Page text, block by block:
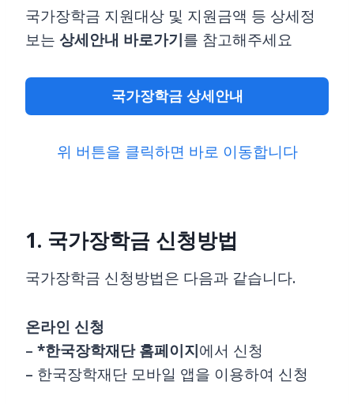
국가장학금 지원대상 및 지원금액 등 상세정
보는상세안내 바로가기를 참고해주세요
국가장학금 상세안내
위 버튼을 클릭하면 바로 이동합니다
1. 국가장학금 신청방법
국가장학금 신청방법은 다음과 같습니다.
온라인신청
–*한국장학재단 홈페이지에서 신청
– 한국장학재단 모바일 앱을 이용하여 신청